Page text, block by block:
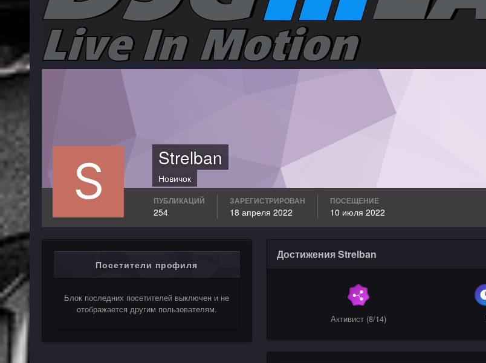
Strelban
Новичок
ПУБЛИКАЦИЙ
254
ЗАРЕГИСТРИРОВАН
18 апреля 2022
ПОСЕЩЕНИЕ
10 июля 2022
Посетители профиля
Блок последних посетителей выключен и не
отображается другим пользователям.
Достижения Strelban
Активист (8/14)